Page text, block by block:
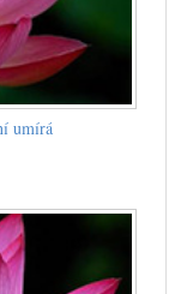
umírá